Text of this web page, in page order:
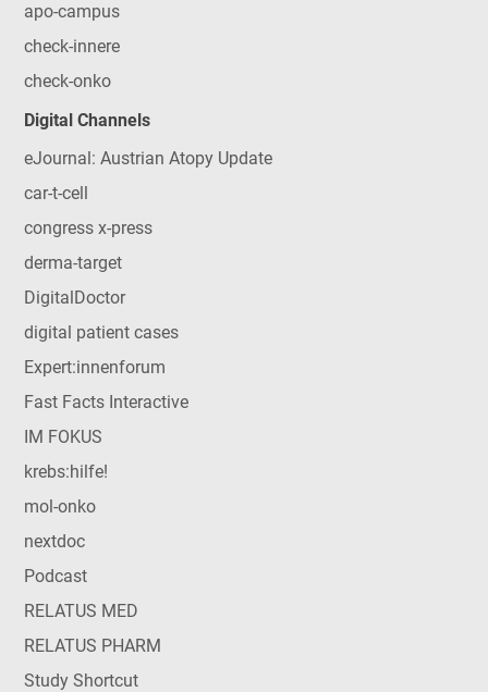
apo-campus
check-innere
check-onko
Digital Channels
eJournal: Austrian Atopy Update
car-t-cell
congress x-press
derma-target
DigitalDoctor
digital patient cases
Expert:innenforum
Fast Facts Interactive
IM FOKUS
krebs:hilfe!
mol-onko
nextdoc
Podcast
RELATUS MED
RELATUS PHARM
Study Shortcut